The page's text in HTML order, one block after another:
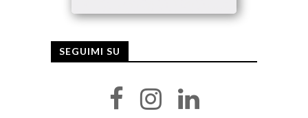
SEGUIMI SU